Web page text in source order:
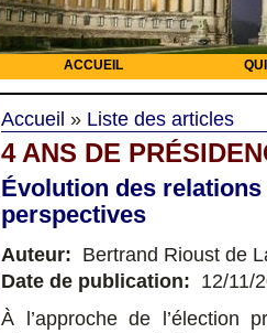
ACCUEIL
Accueil » Liste des articles
4 ANS DE
Évolution des
perspectives
Auteur: Bertrand Rioust de
Date de publication: 12/11/
À l’approche de l’élection